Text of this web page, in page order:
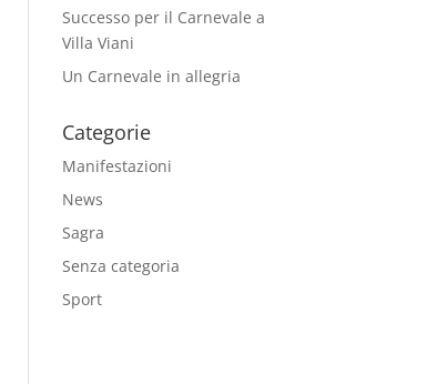
Successo per il Carnevale a
Villa Viani
Un Carnevale in allegria
Categorie
Manifestazioni
News
Sagra
Senza categoria
Sport